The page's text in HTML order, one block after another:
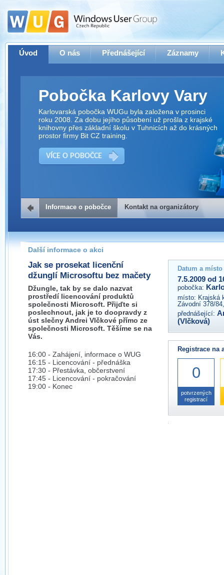
Úvod O nás Přednášející Záznamy
Pobočka Karlovy Vary
Karlovarská pobočka WUGu byla založena v prosinci
roku 2008. Za dobu jejího působení už prošla z krajské
knihovny přes základní školu v Tuhnicích až do krásných
prostor firmy Bit CZ training.
VÍCE O POBOČCE
Kontakt na organizátory
Pokud máte jakýkoliv dotaz na organizátory této akce,
prosím neváhejte nás kontaktovat na e-mailu:
kvary@wug.cz
Informace o pobočce Kontakt na organizátory
Další informace o akci
Jak se prosekat licenční
džunglí Microsoftu bez mačety
Džungle, tak by se dalo nazvat
prostředí licencování produktů
společnosti Microsoft. Přijďte si
poslechnout, jak je to doopravdy z
úst slečny Andrei Vlčkové přímo ze
společnosti Microsoft. Těšíme se na
Vás.
16:00 - Zahájení, informace o WUG
16:15 - Licencování - přednáška
17:30 - Přestávka, občerstvení
17:45 - Licencování - pokračování
19:00 - Konec
Datum a
7.5.2009 od
pobočka:
místo: Krajská
Závodní 378/
přednášející:
(Vlčková)
Registrace na
0
potvrzených
registrací